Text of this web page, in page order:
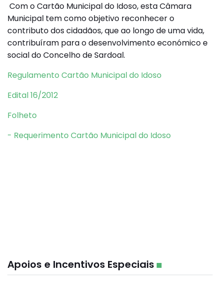
Apoios e Incentivos Especiais
Com o Cartão Municipal do Idoso, esta Câmara
Municipal tem como objetivo reconhecer o
contributo dos cidadãos, que ao longo de uma vida,
contribuíram para o desenvolvimento económico e
social do Concelho de Sardoal.
Regulamento Cartão Municipal do Idoso
Edital 16/2012
Folheto
- Requerimento Cartão Municipal do Idoso